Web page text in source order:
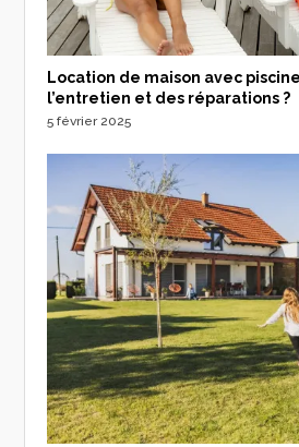
Location de maison avec
l’entretien et des réparations ?
5 février 2025